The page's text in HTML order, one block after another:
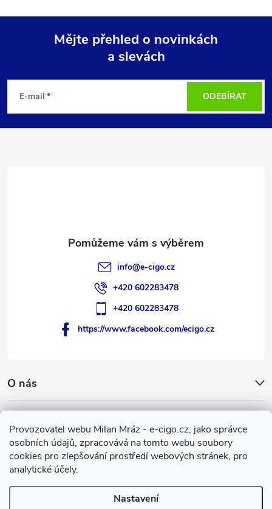
Provozovatel webu Milan Mráz - e-cigo.cz, jako správce
osobních údajů, zpracovává na tomto webu soubory
cookies pro zlepšování prostředí webových stránek, pro
analytické účely.
Nastavení
p
Mějte přehled o novinkách
a slevách
E-mail ODEBÍRAT
O nás
Facebook
info@e-cigo.cz
+420 602283478
+420 602283478
https://www.facebook.com/ecigo.cz